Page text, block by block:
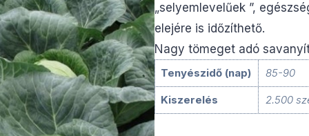
„selyemlevelűek ”,
elejére is időzíthető.
Nagy tömeget adó
Tenyészidő (nap) 85-90
Kiszerelés 2.500